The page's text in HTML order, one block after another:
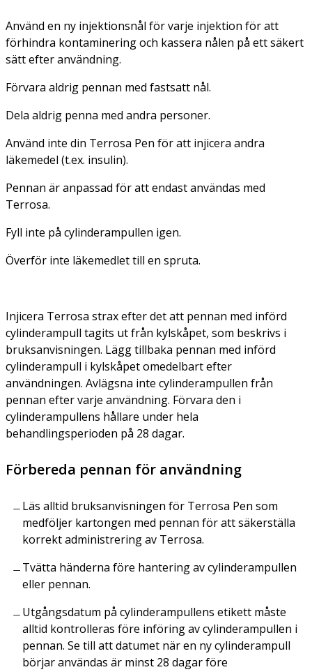
Använd en ny injektionsnål för varje injektion för att
förhindra kontaminering och kassera nålen på ett säkert
sätt efter användning.
Förvara aldrig pennan med fastsatt nål.
Dela aldrig penna med andra personer.
Använd inte din Terrosa Pen för att injicera andra
läkemedel (t.ex. insulin).
Pennan är anpassad för att endast användas med
Terrosa.
Fyll inte på cylinderampullen igen.
Överför inte läkemedlet till en spruta.
Injicera Terrosa strax efter det att pennan med införd
cylinderampull tagits ut från kylskåpet, som beskrivs i
bruksanvisningen. Lägg tillbaka pennan med införd
cylinderampull i kylskåpet omedelbart efter
användningen. Avlägsna inte cylinderampullen från
pennan efter varje användning. Förvara den i
cylinderampullens hållare under hela
behandlingsperioden på 28 dagar.
Förbereda pennan för användning
Läs alltid bruksanvisningen för Terrosa Pen som
medföljer kartongen med pennan för att säkerställa
korrekt administrering av Terrosa.
Tvätta händerna före hantering av cylinderampullen
eller pennan.
Utgångsdatum på cylinderampullens etikett måste
alltid kontrolleras före införing av cylinderampullen i
pennan. Se till att datumet när en ny cylinderampull
börjar användas är minst 28 dagar före